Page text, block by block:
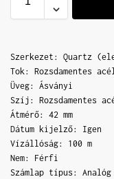
Szerkezet: Quartz
Tok: Rozsdamentes
Üveg: Ásványi
Szíj: Rozsdamentes
Átmérő: 42 mm
Dátum kijelző: Igen
Vízállóság: 100 m
Nem: Férfi
Számlap típus: Analóg